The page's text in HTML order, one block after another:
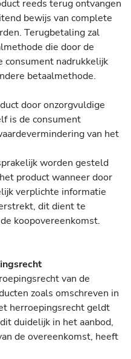
reeds terug ontvangen
bewijs van complete
Terugbetaling zal
die door de
consument nadrukkelijk
betaalmethode.
door onzorgvuldige
is de consument
van het
worden gesteld
product wanneer door
verplichte informatie
dit dient te
koopovereenkomst.
van de
zoals omschreven in
herroepingsrecht geldt
duidelijk in het aanbod,
de overeenkomst, heeft